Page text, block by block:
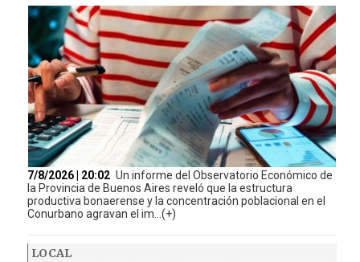
7/8/2026 | 20:02 Un informe del Observatorio Económico de
la Provincia de Buenos Aires reveló que la estructura
productiva bonaerense y la concentración poblacional en el
Conurbano agravan el im...(+)
LOCAL